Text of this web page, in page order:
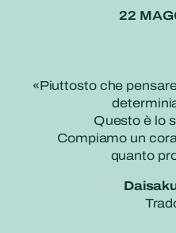
22
«Piuttosto che
Questo è lo
Compiamo un
quanto